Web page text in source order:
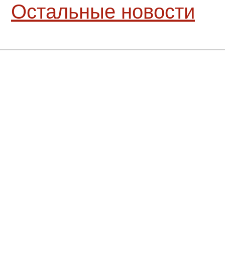
Остальные новости